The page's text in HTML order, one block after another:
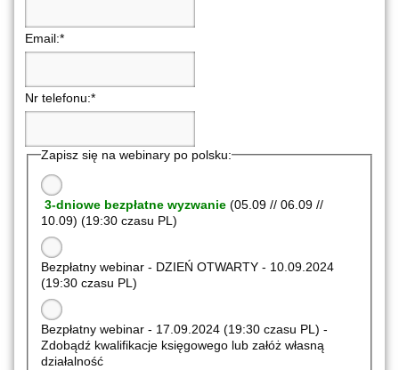
Email:*
Nr telefonu:*
Zapisz się na webinary po polsku:
3-dniowe bezpłatne wyzwanie(05.09 // 06.09 //
10.09) (19:30 czasu PL)
Bezpłatny webinar - DZIEŃ OTWARTY - 10.09.2024
(19:30 czasu PL)
Bezpłatny webinar - 17.09.2024 (19:30 czasu PL) -
Zdobądź kwalifikacje księgowego lub załóż własną
działalność